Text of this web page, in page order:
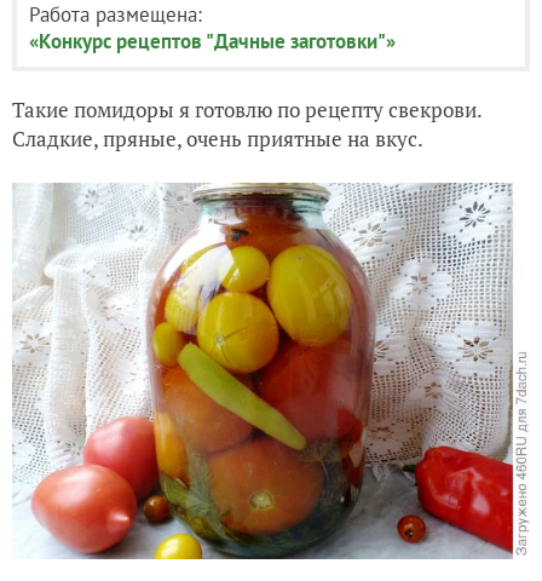
Работа размещена:
«Конкурс рецептов "Дачные заготовки"»
Такие помидоры я готовлю по рецепту свекрови.
Сладкие, пряные, очень приятные на вкус.